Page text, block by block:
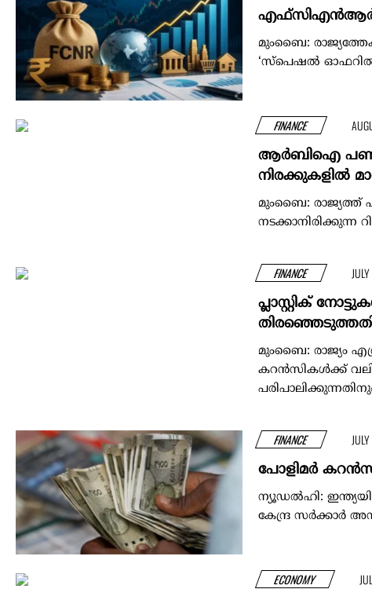
എഫ്സിഎൻആർ
മുംബൈ:
‘സ്പെഷൽ
FINANCE
ആർബിഐ
നിരക്കുകളിൽ
മുംബൈ: രാജ്യത്ത്
FINANCE
പ്ലാസ്റ്റിക്
മുംബൈ: രാജ്യം
കറന്‍സികള്‍ക്ക്
FINANCE
പോളിമര്‍
ന്യൂഡല്‍ഹി:
കേന്ദ്ര സർക്കാർ
ECONOMY